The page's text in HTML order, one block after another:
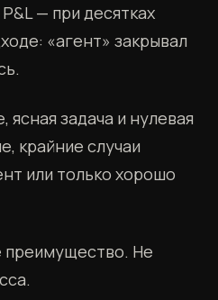
— при десятках
«агент» закрывал
задача и нулевая
крайние случаи
или только хорошо
преимущество. Не